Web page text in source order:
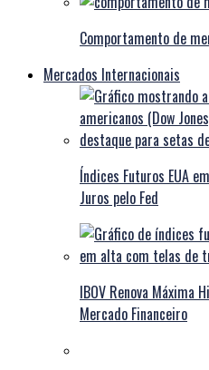
Comportamento de
Mercados Internacionais
Índices Futuros EUA
Juros pelo Fed
IBOV Renova Máxima
Mercado Financeiro